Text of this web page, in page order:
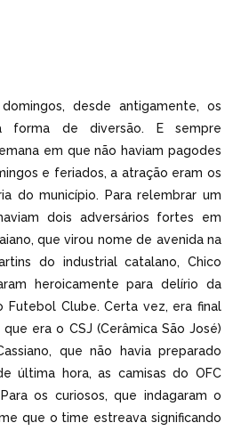
desde antigamente, os
forma de diversão. E sempre
em que não haviam pagodes
e feriados, a atração eram os
do município. Para relembrar um
dois adversários fortes em
que virou nome de avenida na
do industrial catalano, Chico
heroicamente para delírio da
Futebol Clube. Certa vez, era final
era o CSJ (Cerâmica São José)
que não havia preparado
última hora, as camisas do OFC
os curiosos, que indagaram o
que o time estreava significando